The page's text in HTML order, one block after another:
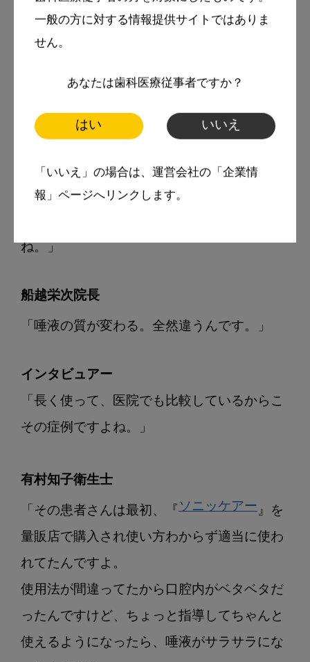
一般の方に対する情報提供サイトではありま
せん。
あなたは歯科医療従事者ですか？
はい いいえ
「いいえ」の場合は、運営会社の「企業情
報」ページへリンクします。
もあるんですよ。」
「あとは、使用前と使用後を比べてみると、
歯肉のところの赤みが全然違いましたよ
ね。」
インタビュアー
ね。」
船越栄次院長
「唾液の質が変わる。全然違うんです。」
インタビュアー
「長く使って、医院でも比較しているからこ
その症例ですよね。」
有村知子衛生士
「その患者さんは最初、『 ソニッケアー』を
量販店で購入され使い方わからず適当に使わ
れてたんですよ。
使用法が間違ってたから口腔内がベタベタだ
ったんですけど、ちょっと指導してちゃんと
使えるようになったら、唾液がサラサラにな